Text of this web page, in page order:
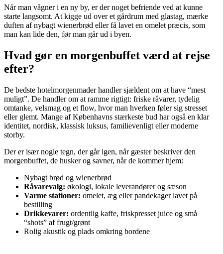
Når man vågner i en ny by, er der noget befriende ved at kunne
starte langsomt. At kigge ud over et gårdrum med glastag, mærke
duften af nybagt wienerbrød eller få lavet en omelet præcis, som
man kan lide den, før man går ud i byen.
Hvad gør en morgenbuffet værd at rejse
efter?
De bedste hotelmorgenmader handler sjældent om at have “mest
muligt”. De handler om at ramme rigtigt: friske råvarer, tydelig
omtanke, velsmag og et flow, hvor man hverken føler sig stresset
eller glemt. Mange af Københavns stærkeste bud har også en klar
identitet, nordisk, klassisk luksus, familievenligt eller moderne
storby.
Der er især nogle tegn, der går igen, når gæster beskriver den
morgenbuffet, de husker og savner, når de kommer hjem:
Nybagt brød og wienerbrød
Råvarevalg: økologi, lokale leverandører og sæson
Varme stationer: omelet, æg eller pandekager lavet på
bestilling
Drikkevarer: ordentlig kaffe, friskpresset juice og små
“shots” af frugt/grønt
Rolig akustik og plads omkring bordene